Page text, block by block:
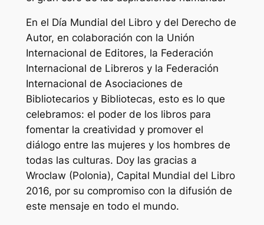
En el Día Mundial del Libro y del Derecho de
Autor, en colaboración con la Unión
Internacional de Editores, la Federación
Internacional de Libreros y la Federación
Internacional de Asociaciones de
Bibliotecarios y Bibliotecas, esto es lo que
celebramos: el poder de los libros para
fomentar la creatividad y promover el
diálogo entre las mujeres y los hombres de
todas las culturas. Doy las gracias a
Wroclaw (Polonia), Capital Mundial del Libro
2016, por su compromiso con la difusión de
este mensaje en todo el mundo.